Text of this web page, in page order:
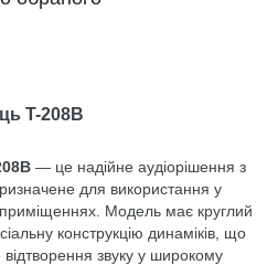
T-208B
— це надійне аудіорішення з
для використання у
приміщеннях. Модель має круглий
конструкцію динаміків, що
відтворення звуку у широкому